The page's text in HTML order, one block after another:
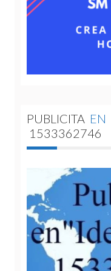
PUBLICITA EN
1533362746